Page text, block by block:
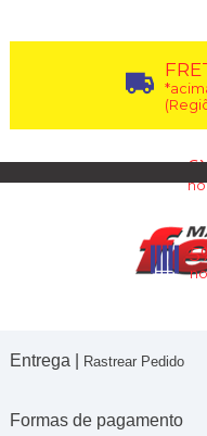
Entrega | Rastrear Pedido
Formas de pagamento